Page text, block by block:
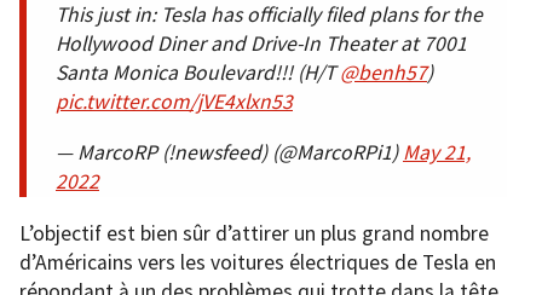
This just in: Tesla has officially filed plans for the
Hollywood Diner and Drive-In Theater at 7001
Santa Monica Boulevard!!! (H/T@benh57)
pic.twitter.com/jVE4xlxn53
— MarcoRP (!newsfeed) (@MarcoRPi1)May 21,
2022
L’objectif est bien sûr d’attirer un plus grand nombre
d’Américains vers les voitures électriques de Tesla en